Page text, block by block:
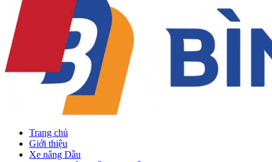
Trang chủ
Giới thiệu
Xe nâng Dầu